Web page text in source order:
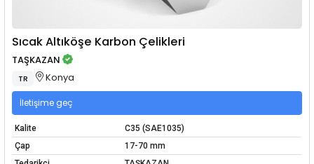
Sıcak Altıköşe Karbon Çelikleri
TAŞKAZAN
TR Konya
İletişime geç
Kalite
C35 (SAE1035)
Çap
17-70 mm